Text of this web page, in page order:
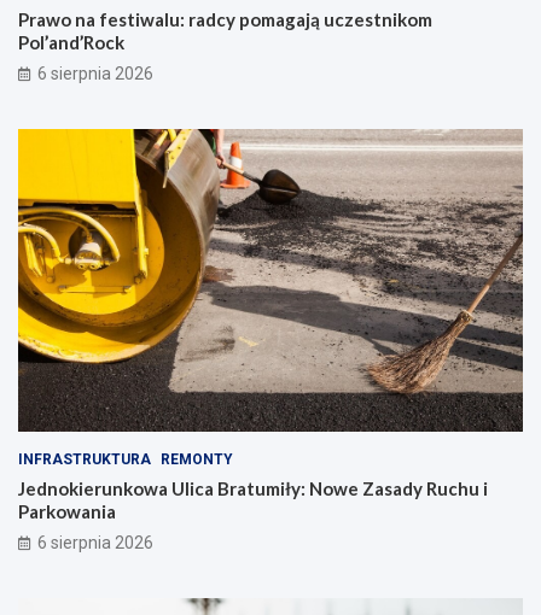
Prawo na festiwalu: radcy pomagają uczestnikom
Pol’and’Rock
6 sierpnia 2026
INFRASTRUKTURA REMONTY
Jednokierunkowa Ulica Bratumiły: Nowe Zasady Ruchu i
Parkowania
6 sierpnia 2026